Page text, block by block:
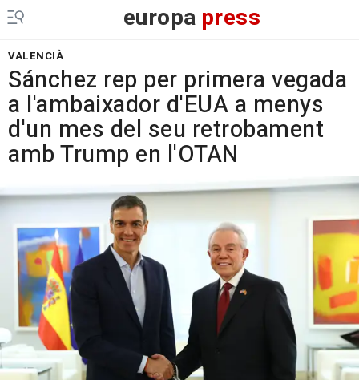
europa press
VALENCIÀ
Sánchez rep per primera vegada
a l'ambaixador d'EUA a menys
d'un mes del seu retrobament
amb Trump en l'OTAN